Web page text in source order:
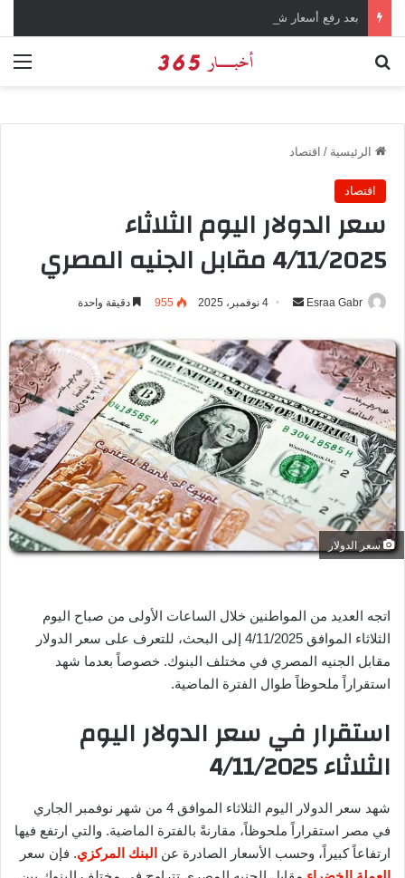
الرئيسية / اقتصاد
اقتصاد
سعر الدولار اليوم الثلاثاء
4/11/2025 مقابل الجنيه المصري
Esraa Gabr
س
ب
ر
ي
د
ا
إ
ك
4 نوفمبر، 2025 955 دقيقة واحدة
سعر الدولار
اتجه العديد من المواطنين خلال الساعات الأولى من صباح اليوم
الثلاثاء الموافق 4/11/2025 إلى البحث، للتعرف على سعر الدولار
مقابل الجنيه المصري في مختلف البنوك. خصوصاً بعدما شهد
استقراراً ملحوظاً طوال الفترة الماضية.
استقرار في سعر الدولار اليوم
الثلاثاء 4/11/2025
شهد سعر الدولار اليوم الثلاثاء الموافق 4 من شهر نوفمبر الجاري
في مصر استقراراً ملحوظاً، مقارنةً بالفترة الماضية. والتي ارتفع فيها
ارتفاعاً كبيراً، وحسب الأسعار الصادرة عن البنك المركزي. فإن سعر